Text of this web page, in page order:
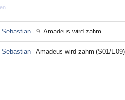
Sebastian - 9. Amadeus wird zahm
Sebastian - Amadeus wird zahm (S01/E09)